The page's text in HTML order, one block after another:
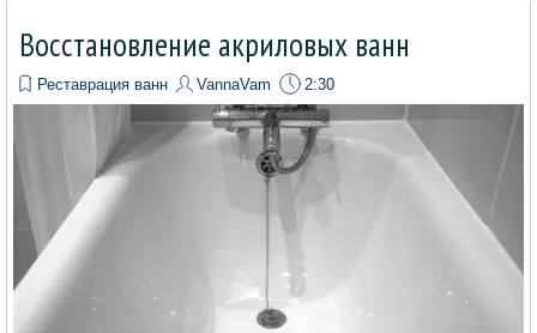
Восстановление акриловых ванн
Реставрация ванн VannaVam 2:30